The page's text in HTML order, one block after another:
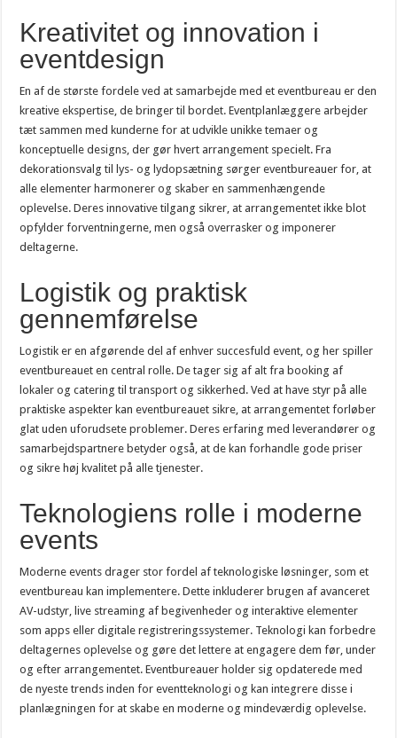
Kreativitet og innovation i
eventdesign
En af de største fordele ved at samarbejde med et eventbureau er den
kreative ekspertise, de bringer til bordet. Eventplanlæggere arbejder
tæt sammen med kunderne for at udvikle unikke temaer og
konceptuelle designs, der gør hvert arrangement specielt. Fra
dekorationsvalg til lys- og lydopsætning sørger eventbureauer for, at
alle elementer harmonerer og skaber en sammenhængende
oplevelse. Deres innovative tilgang sikrer, at arrangementet ikke blot
opfylder forventningerne, men også overrasker og imponerer
deltagerne.
Logistik og praktisk
gennemførelse
Logistik er en afgørende del af enhver succesfuld event, og her spiller
eventbureauet en central rolle. De tager sig af alt fra booking af
lokaler og catering til transport og sikkerhed. Ved at have styr på alle
praktiske aspekter kan eventbureauet sikre, at arrangementet forløber
glat uden uforudsete problemer. Deres erfaring med leverandører og
samarbejdspartnere betyder også, at de kan forhandle gode priser
og sikre høj kvalitet på alle tjenester.
Teknologiens rolle i moderne
events
Moderne events drager stor fordel af teknologiske løsninger, som et
eventbureau kan implementere. Dette inkluderer brugen af avanceret
AV-udstyr, live streaming af begivenheder og interaktive elementer
som apps eller digitale registreringssystemer. Teknologi kan forbedre
deltagernes oplevelse og gøre det lettere at engagere dem før, under
og efter arrangementet. Eventbureauer holder sig opdaterede med
de nyeste trends inden for eventteknologi og kan integrere disse i
planlægningen for at skabe en moderne og mindeværdig oplevelse.